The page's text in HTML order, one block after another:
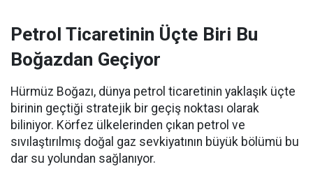
Petrol Ticaretinin Üçte Biri Bu
Boğazdan Geçiyor
Hürmüz Boğazı, dünya petrol ticaretinin yaklaşık üçte
birinin geçtiği stratejik bir geçiş noktası olarak
biliniyor. Körfez ülkelerinden çıkan petrol ve
sıvılaştırılmış doğal gaz sevkiyatının büyük bölümü bu
dar su yolundan sağlanıyor.